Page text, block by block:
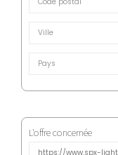
L'offre concernée